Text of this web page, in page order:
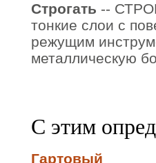
Строгать --
тонкие слои с
режущим
металлическую
С этим
Гартовый